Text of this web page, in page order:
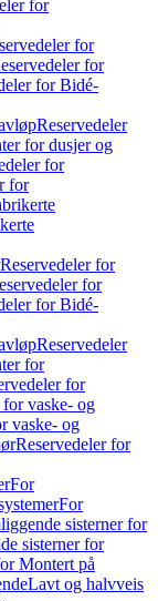
for
for
for
for Bidé-
Reservedeler
for dusjer og
for
for
Reservedeler for
for
for Bidé-
Reservedeler
for
for
vaske- og
vaske- og
Reservedeler for
For
For
sisterner for
sisterner for
Montert på
Lavt og halvveis